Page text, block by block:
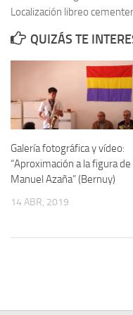
Memoria Histórica
Investigación previa de
1947).
Informe Represión en
Informe de la fosa de
Enciclopedia Republicana
Militantes históricos IR
Personajes republicanos
Localización libreo
QUIZÁS TE
Galería fotográfica y vídeo:
“Aproximación a la figura de
Manuel Azaña” (Bernuy)
14 ABR, 2019